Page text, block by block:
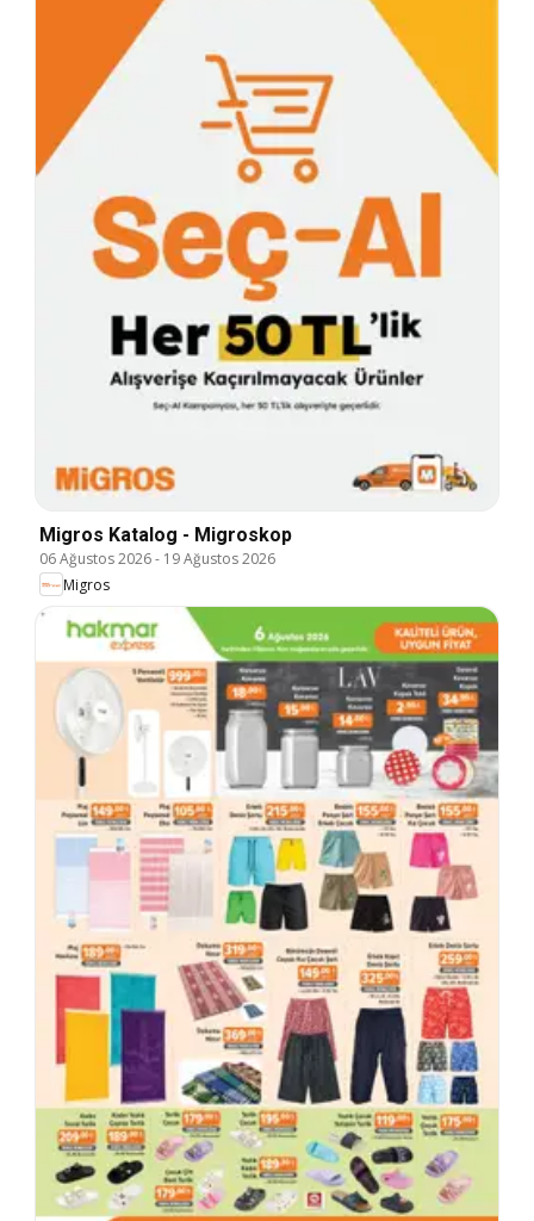
Migros Katalog - Migroskop
06 Ağustos 2026- 19 Ağustos 2026
Migros